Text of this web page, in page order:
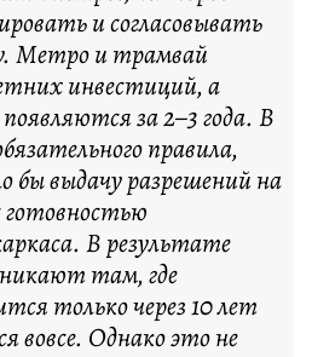
и согласовывать
Метро и трамвай
инвестиций, а
за 2–3 года. В
правила,
бы выдачу разрешений на
В результате
там, где
только через 10 лет
вовсе. Однако это не